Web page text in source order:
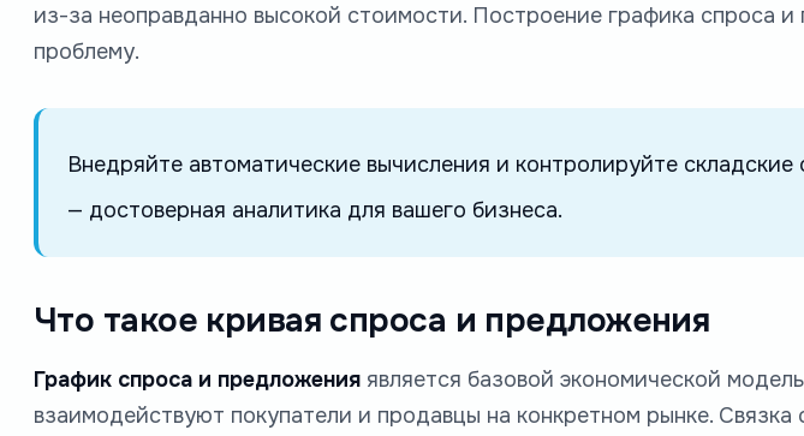
из-за неоправданно высокой стоимости. Построение графика спроса
проблему.
Внедряйте автоматические вычисления и контролируйте складские
— достоверная аналитика для вашего бизнеса.
Что такое кривая спроса и предложения
График спроса и предложения является базовой экономической
взаимодействуют покупатели и продавцы на конкретном рынке.